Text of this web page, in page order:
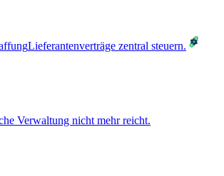
Lieferantenverträge zentral steuern.
Verwaltung nicht mehr reicht.